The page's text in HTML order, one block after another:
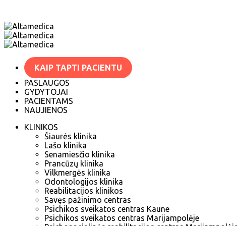
KAIP TAPTI PACIENTU
PASLAUGOS
GYDYTOJAI
PACIENTAMS
NAUJIENOS
KLINIKOS
Šiaurės klinika
Lašo klinika
Senamiesčio klinika
Prancūzų klinika
Vilkmergės klinika
Odontologijos klinika
Reabilitacijos klinikos
Savęs pažinimo centras
Psichikos sveikatos centras Kaune
Psichikos sveikatos centras Marijampolėje